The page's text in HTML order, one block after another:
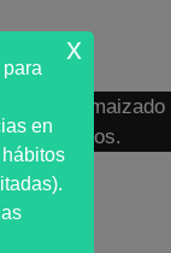
Automaizado
en
x